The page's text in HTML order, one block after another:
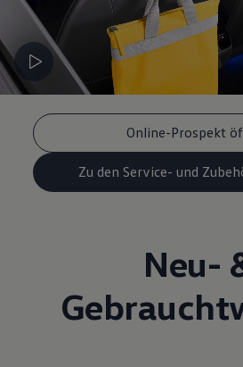
Online-Prospekt
Zu den Service- und
Neu-